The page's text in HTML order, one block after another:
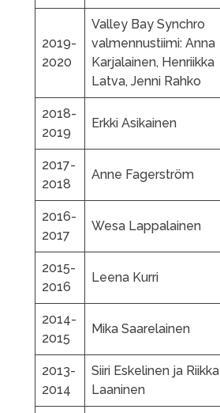
2019-
2020
Valley Bay Synchro
valmennustiimi: Anna
Karjalainen, Henriikka
Latva, Jenni Rahko
2018-
2019
Erkki Asikainen
2017-
2018
Anne Fagerström
2016-
2017
Wesa Lappalainen
2015-
2016
Leena Kurri
2014-
2015
Mika Saarelainen
2013-
2014
Siiri Eskelinen ja Riikka
Laaninen